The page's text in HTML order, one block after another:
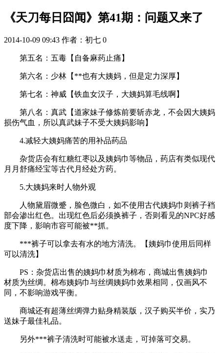
《天刀每日囧闻》第41期：问题又来了
2014-10-09 09:43 作者：初七 0
第五名：五毒【自备麻药止痛】
第六名：少林【**也有大姨妈，但是定力深厚】
第七名：神威【铁血女汉子，大姨妈算毛线啊】
第八名：真武【道家妹子修炼前要斩赤龙，不会因大姨妈
损伤气血，所以真武妹子不受大姨妈影响】
4.减轻大姨妈痛苦的用补品药品
杂货店会有红糖红枣以及姨妈巾等物品，药店有类似现代
月月舒痛经宝等古代月经处方药。
5.大姨妈来时人物外观
人物黛眉微蹙，脸色微白，如不使用古代姨妈巾则裤子裆
部会渗出红色。出现红色后必须换裤子，否则看见的NPC好感
度下降，影响市容可能被**抓。
***裤子可以拿去有水的地方清洗。【姨妈巾使用后同样
可以清洗】
PS：杂货店出售的姨妈巾材质为棉布，商城出售姨妈巾
材质为丝绸。棉布姨妈巾与丝绸姨妈巾效果相同，仅画风不
同，不影响游戏平衡。
商城还有超薄丝绸弹力贴身精装版，汉子购买半价，实乃
送妹子最佳礼品。
另外***裤子清洗时可能被水送走，可掉落可交易。